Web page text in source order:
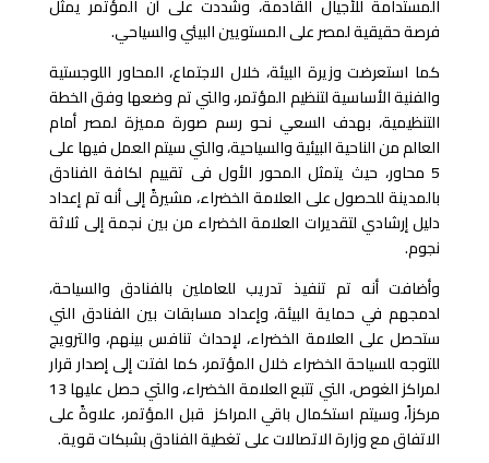
المستدامة للأجيال القادمة، وشددت على أن المؤتمر يمثل
فرصة حقيقية لمصر على المستويين البيئي والسياحي.
كما استعرضت وزيرة البيئة، خلال الاجتماع، المحاور اللوجستية
والفنية الأساسية لتنظيم المؤتمر، والتي تم وضعها وفق الخطة
التنظيمية، بهدف السعي نحو رسم صورة مميزة لمصر أمام
العالم من الناحية البيئية والسياحية، والتي سيتم العمل فيها على
5 محاور، حيث يتمثل المحور الأول فى تقييم لكافة الفنادق
بالمدينة للحصول على العلامة الخضراء، مشيرةً إلى أنه تم إعداد
دليل إرشادي لتقديرات العلامة الخضراء من بين نجمة إلى ثلاثة
نجوم.
وأضافت أنه تم تنفيذ تدريب للعاملين بالفنادق والسياحة،
لدمجهم في حماية البيئة، وإعداد مسابقات بين الفنادق التي
ستحصل على العلامة الخضراء، لإحداث تنافس بينهم، والترويج
للتوجه للسياحة الخضراء خلال المؤتمر، كما لفتت إلى إصدار قرار
لمراكز الغوص، التي تتبع العلامة الخضراء، والتي حصل عليها 13
مركزاً، وسيتم استكمال باقي المراكز قبل المؤتمر، علاوةً على
الاتفاق مع وزارة الاتصالات على تغطية الفنادق بشبكات قوية.